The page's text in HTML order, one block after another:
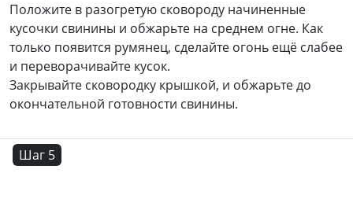
Положите в разогретую сковороду начиненные
кусочки свинины и обжарьте на среднем огне. Как
только появится румянец, сделайте огонь ещё слабее
и переворачивайте кусок.
Закрывайте сковородку крышкой, и обжарьте до
окончательной готовности свинины.
Шаг 5